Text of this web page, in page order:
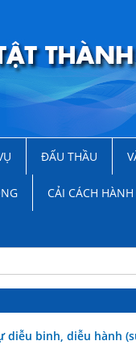
ĐẤU THẦU
CẢI CÁCH
diễu binh, diễu hành